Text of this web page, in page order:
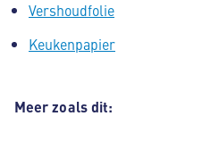
Vershoudfolie
Keukenpapier
Meer zoals dit: